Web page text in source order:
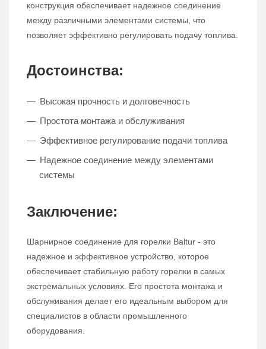
конструкция обеспечивает надежное соединение
между различными элементами системы, что
позволяет эффективно регулировать подачу топлива.
Достоинства:
Высокая прочность и долговечность
Простота монтажа и обслуживания
Эффективное регулирование подачи топлива
Надежное соединение между элементами
системы
Заключение:
Шарнирное соединение для горелки Baltur - это
надежное и эффективное устройство, которое
обеспечивает стабильную работу горелки в самых
экстремальных условиях. Его простота монтажа и
обслуживания делает его идеальным выбором для
специалистов в области промышленного
оборудования.